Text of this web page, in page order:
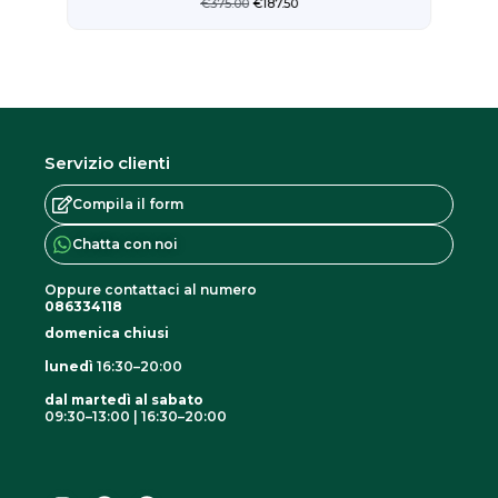
€375.00 €187.50
Servizio clienti
Compila il form
Chatta con noi
Oppure contattaci al numero
086334118
domenica chiusi
lunedì 16:30–20:00
dal martedì al sabato
09:30–13:00 | 16:30–20:00